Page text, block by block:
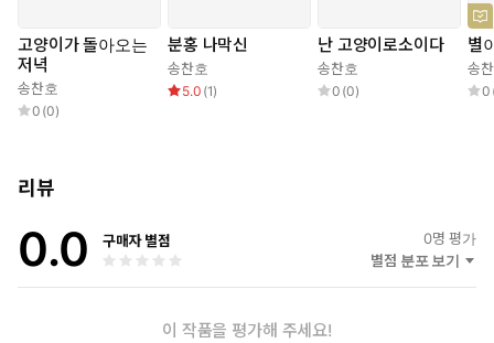
고양이가 돌아오는
저녁
송찬호
0 (0)
분홍 나막신
송찬호
5.0 (1)
난 고양이로소이다
송찬호
0 (0)
별
송
0
리뷰
0.0 구매자 별점 0명 평가
별점 분포 보기
이 작품을 평가해 주세요!